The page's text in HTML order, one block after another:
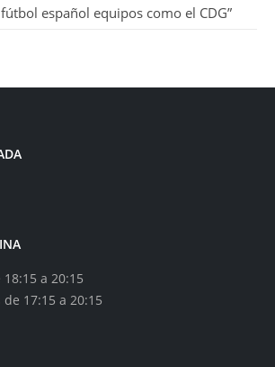
español equipos como el CDG”
a 20:15
17:15 a 20:15